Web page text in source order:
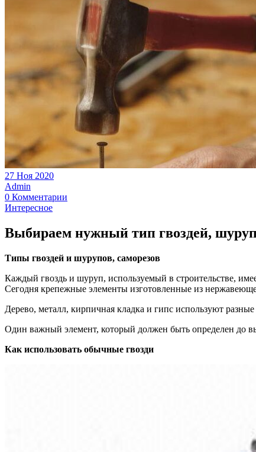
27 Ноя 2020
Admin
0 Комментарии
Интересное
Выбираем нужный тип гвоздей,
Типы гвоздей и шурупов, саморезов
Каждый гвоздь и шуруп, используемый в строительстве,
Сегодня крепежные элементы изготовленные из
Дерево, металл, кирпичная кладка и гипс используют
Один важный элемент, который должен быть определен до
Как использовать обычные гвозди